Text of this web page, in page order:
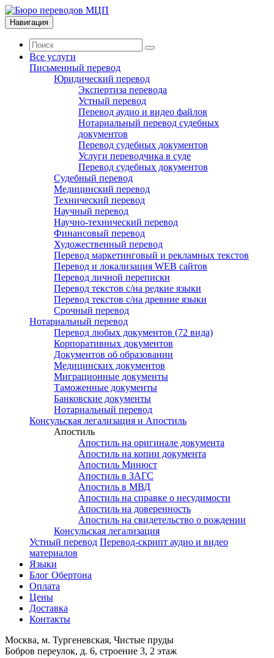
Навигация
Все услуги
Письменный перевод
Юридический перевод
Экспертиза перевода
Устный перевод
Перевод аудио и видео файлов
Нотариальный перевод судебных
документов
Перевод судебных документов
Услуги переводчика в суде
Перевод судебных документов
Судебный перевод
Медицинский перевод
Технический перевод
Научный перевод
Научно-технический перевод
Финансовый перевод
Художественный перевод
Перевод маркетинговый и рекламных текстов
Перевод и локализация WEB сайтов
Перевод личной переписки
Перевод текстов с/на редкие языки
Перевод текстов с/на древние языки
Срочный перевод
Нотариальный перевод
Перевод любых документов (72 вида)
Корпоративных документов
Документов об образовании
Медицинских документов
Миграционные документы
Таможенные документы
Банковские документы
Нотариальный перевод
Консульская легализация и Апостиль
Апостиль
Апостиль на оригинале документа
Апостиль на копии документа
Апостиль Минюст
Апостиль в ЗАГС
Апостиль в МВД
Апостиль на справке о несудимости
Апостиль на доверенность
Апостиль на свидетельство о рождении
Консульская легализация
Устный перевод Перевод-скрипт аудио и видео
материалов
Языки
Блог Обертона
Оплата
Цены
Доставка
Контакты
Москва, м. Тургеневская, Чистые пруды
Бобров переулок, д. 6, строение 3, 2 этаж